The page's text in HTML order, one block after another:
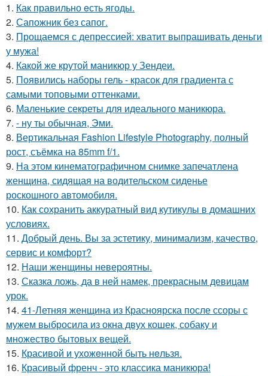
1. Как правильно eсть ягоды.
2. Сапожник без сапог.
3. Прощаемся с депрессией: хватит выпрашивать деньги
у мужа!
4. Какой же крутой маникюр у Зендеи.
5. Появились наборы гель - красок для градиента с
самыми топовыми оттенками.
6. Маленькие секреты для идеального маникюра.
7. - ну ты обычная, Эми.
8. Вертикальная Fashion Lifestyle Photography, полный
рост, съёмка на 85mm f/1.
9. На этом кинематографичном снимке запечатлена
женщина, сидящая на водительском сиденье
роскошного автомобиля.
10. Как сохранить аккуратный вид кутикулы в домашних
условиях.
11. Добрый день. Вы за эстетику, минимализм, качество,
сервис и комфорт?
12. Наши женщины невероятны.
13. Сказка ложь, да в ней намек, прекрасным девицам
урок.
14. 41-Летняя женщина из Красноярска после ссоры с
мужем выбросила из окна двух кошек, собаку и
множество бытовых вещей.
15. Красивой и ухожeнной быть нeльзя.
16. Красивый френч - это классика маникюра!